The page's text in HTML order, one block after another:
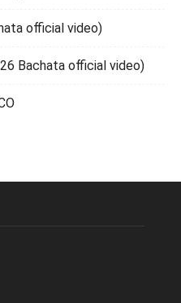
official video)
Bachata official video)